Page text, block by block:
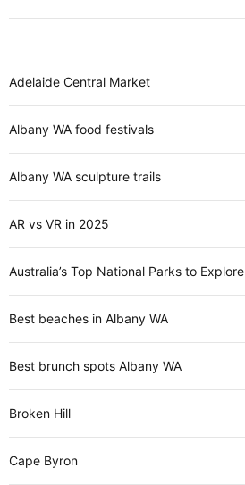
Adelaide Central Market
Albany WA food festivals
Albany WA sculpture trails
AR vs VR in 2025
Australia’s Top National Parks to Explore
Best beaches in Albany WA
Best brunch spots Albany WA
Broken Hill
Cape Byron